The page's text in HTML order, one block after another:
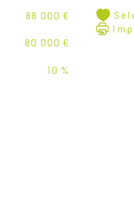
88 000 €
80 000 €
10 %